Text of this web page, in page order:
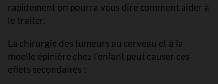
rapidement on pourra vous dire comment aider à
le traiter.
La chirurgie des tumeurs au cerveau et à la
moelle épinière chez l’enfant peut causer ces
effets secondaires :